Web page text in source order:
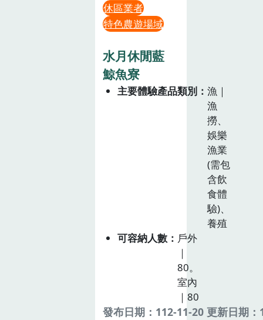
休區業者
特色農遊場域
水月休閒藍
鯨魚寮
主要體驗產品類別
漁｜
漁
撈、
娛樂
漁業
(需包
含飲
食體
驗)、
養殖
可容納人數
戶外
｜
80。
室內
｜80
發布日期：112-11-20 更新日期